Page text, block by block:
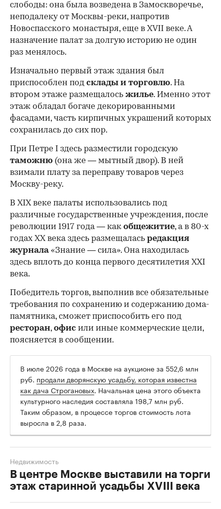
слободы: она была возведена в Замоскворечье,
неподалеку от Москвы-реки, напротив
Новоспасского монастыря, еще в XVII веке. А
назначение палат за долгую историю не один
раз менялось.
Изначально первый этаж здания был
приспособлен под склады и торговлю. На
втором этаже размещалось жилье. Именно этот
этаж обладал богаче декорированными
фасадами, часть кирпичных украшений которых
сохранилась до сих пор.
При Петре I здесь разместили городскую
таможню (она же — мытный двор). В ней
взимали плату за переправу товаров через
Москву-реку.
В XIX веке палаты использовались под
различные государственные учреждения, после
революции 1917 года — как общежитие, а в 80-х
годах XX века здесь размещалась редакция
журнала«Знание — сила». Она находилась
здесь вплоть до конца первого десятилетия XXI
века.
Победитель торгов, выполнив все обязательные
требования по сохранению и содержанию дома-
памятника, сможет приспособить его под
ресторан,офис или иные коммерческие цели,
поясняется в сообщении.
В июле 2026 года в Москве на аукционе за 552,6 млн
руб. продали дворянскую усадьбу, которая известна
как дача Строгановых. Начальная цена этого объекта
культурного наследия составляла 198,7 млн руб.
Таким образом, в процессе торгов стоимость лота
выросла в 2,8 раза.
В центре Москве выставили на торги
этаж старинной усадьбы XVIII века
Недвижимость